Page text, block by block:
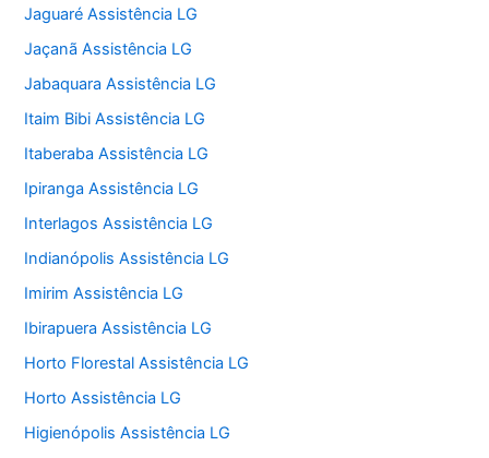
Jaguaré Assistência LG
Jaçanã Assistência LG
Jabaquara Assistência LG
Itaim Bibi Assistência LG
Itaberaba Assistência LG
Ipiranga Assistência LG
Interlagos Assistência LG
Indianópolis Assistência LG
Imirim Assistência LG
Ibirapuera Assistência LG
Horto Florestal Assistência LG
Horto Assistência LG
Higienópolis Assistência LG